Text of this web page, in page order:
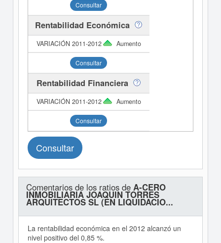
Consultar
Rentabilidad Económica
Aumento
Consultar
Rentabilidad Financiera
Aumento
Consultar
Consultar
Comentarios de los ratios de A-CERO
INMOBILIARIA JOAQUIN TORRES
ARQUITECTOS SL (EN LIQUIDACIO...
La rentabilidad económica en el 2012 alcanzó un
nivel positivo del 0,85 %.